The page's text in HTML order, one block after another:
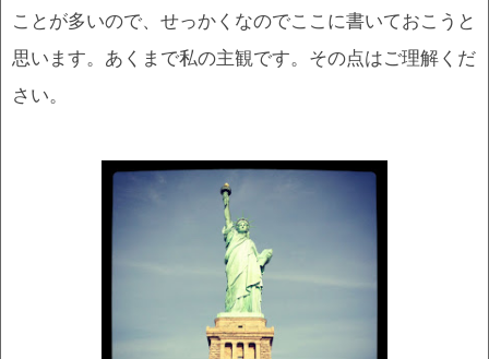
ことが多いので、せっかくなのでここに書いておこうと
思います。あくまで私の主観です。その点はご理解くだ
さい。